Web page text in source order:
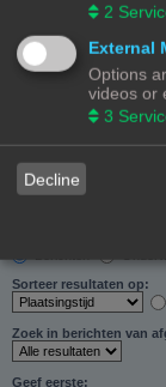
Doorzoek subforums:
Nee
Alleen
Alleen tekst
Alleen onderwerptitels
Alleen eerste bericht
Sorteer resultaten op:
Zoek in berichten van
Geef eerste:
2
External
Options
videos or
3
Decline